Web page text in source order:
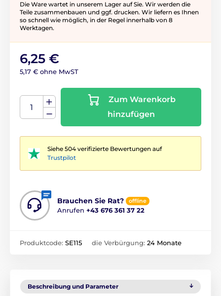
Die Ware wartet in unserem Lager auf Sie. Wir werden die
Teile zusammenbauen und ggf. drucken. Wir liefern es Ihnen
so schnell wie möglich, in der Regel innerhalb von 8
Werktagen.
6,25 €
5,17 € ohne MwST
Zum Warenkorb
hinzufügen
Siehe 504 verifizierte Bewertungen auf
Trustpilot
Brauchen Sie Rat? offline
Anrufen +43 676 361 37 22
Produktcode: SE115 die Verbürgung: 24 Monate
Beschreibung und Parameter